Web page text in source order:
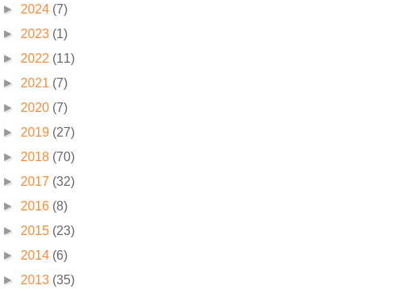
► 2024 (7)
► 2023 (1)
► 2022 (11)
► 2021 (7)
► 2020 (7)
► 2019 (27)
► 2018 (70)
► 2017 (32)
► 2016 (8)
► 2015 (23)
► 2014 (6)
► 2013 (35)